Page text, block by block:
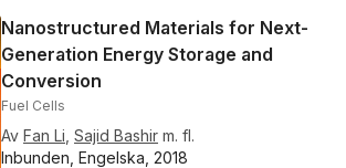
Nanostructured Materials for Next-
Generation Energy Storage and
Conversion
Fuel Cells
Av Fan Li Sajid Bashir m. fl.
Inbunden, Engelska, 2018